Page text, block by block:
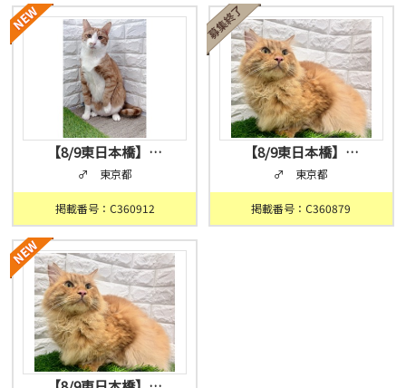
【8/9東日本橋】…
♂ 東京都
掲載番号：C360912
【8/9東日本橋】…
♂ 東京都
掲載番号：C360879